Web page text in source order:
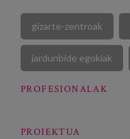
gizarte-zentroak
jardunbide egokiak
PROFESIONALAK
PROIEKTUA